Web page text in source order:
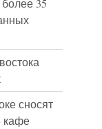
35
сносят
кафе